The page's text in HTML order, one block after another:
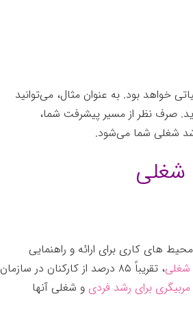
بود. به عنوان مثال، می‌توانید
صرف نظر از مسیر پیشرفت شما،
شغلی شما می‌شود.
شغلی
های کاری برای ارائه و راهنمایی
شغلی
، تقریباً ۸۵ درصد از کارکنان در سازمان
مربیگری برای رشد فردی و شغلی آنها